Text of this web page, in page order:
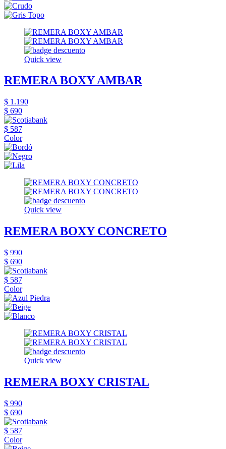
Quick view
REMERA BOXY AMBAR
$ 1.190
$ 690
$ 587
Color
Quick view
REMERA BOXY CONCRETO
$ 990
$ 690
$ 587
Color
Quick view
REMERA BOXY CRISTAL
$ 990
$ 690
$ 587
Color